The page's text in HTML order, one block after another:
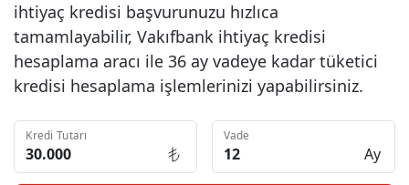
ihtiyaç kredisi başvurunuzu hızlıca
tamamlayabilir, Vakıfbank ihtiyaç kredisi
hesaplama aracı ile 36 ay vadeye kadar tüketici
kredisi hesaplama işlemlerinizi yapabilirsiniz.
Kredi Tutarı Vade
Ay